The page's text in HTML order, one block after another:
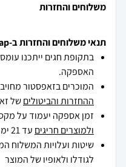
משלוחים והחזרות
תנאי משלוחים והחזרות ב-zap
בתקופת חגים ייתכנו
האספקה.
המוכרים בזאפסטור
ההחזרות והביטוליםשל
זמן אספקה יעמוד על מקס' 7 ימי עסקים מיום
ולמוצרים חריגים עד 21 ימי עסקים .
שיטות ועלויות המשלוח
לגודלו ולאופיו של המוצר